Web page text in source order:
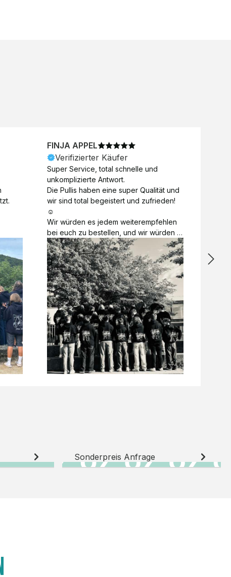
FINJA APPEL
Verifizierter Käufer
Super Service, total schnelle und
unkomplizierte Antwort.
Die Pullis haben eine super Qualität und
wir sind total begeistert und zufrieden!
☺️
Wir würden es jedem weiterempfehlen
bei euch zu bestellen, und wir würden
es auch sofort nochmal tun!
Vielen Dank für alles 😊
Sonderpreis Anfrage